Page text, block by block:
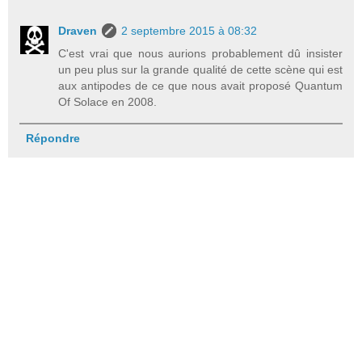
Draven
2 septembre 2015 à 08:32
C'est vrai que nous aurions probablement dû insister
un peu plus sur la grande qualité de cette scène qui est
aux antipodes de ce que nous avait proposé Quantum
Of Solace en 2008.
Répondre